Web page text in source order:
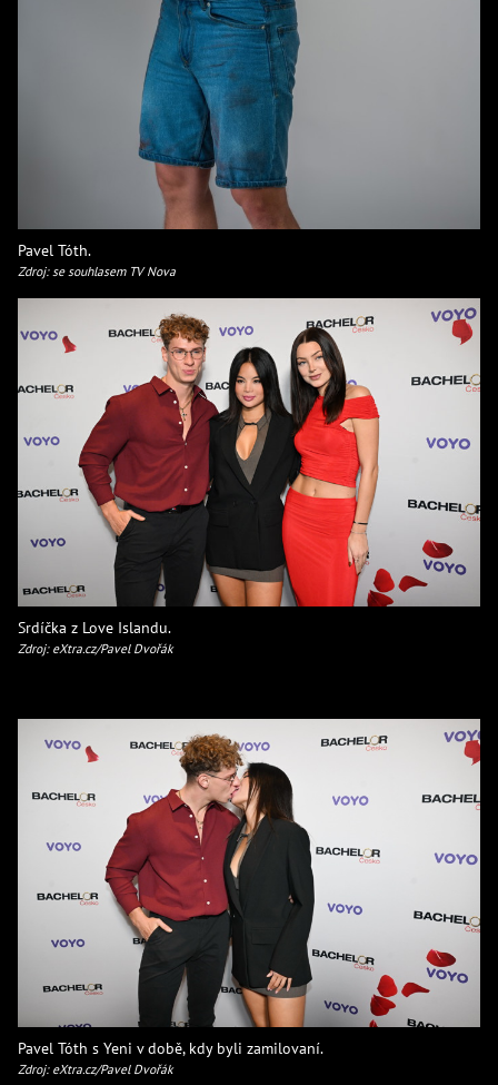
Pavel Tóth.
Zdroj: se souhlasem TV Nova
Srdíčka z Love Islandu.
Zdroj: eXtra.cz/Pavel Dvořák
Pavel Tóth s Yeni v době, kdy byli zamilovaní.
Zdroj: eXtra.cz/Pavel Dvořák